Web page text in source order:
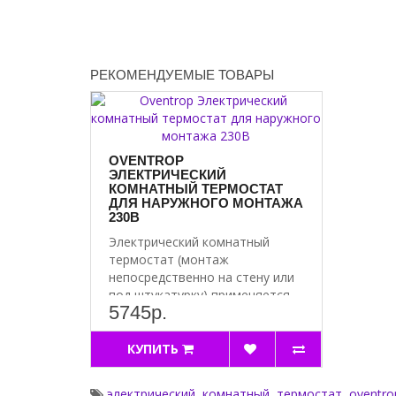
РЕКОМЕНДУЕМЫЕ ТОВАРЫ
OVENTROP
ЭЛЕКТРИЧЕСКИЙ
КОМНАТНЫЙ ТЕРМОСТАТ
ДЛЯ НАРУЖНОГО МОНТАЖА
230В
Электрический комнатный
термостат (монтаж
непосредственно на стену или
под штукатурку) применяется
д..
5745р.
КУПИТЬ